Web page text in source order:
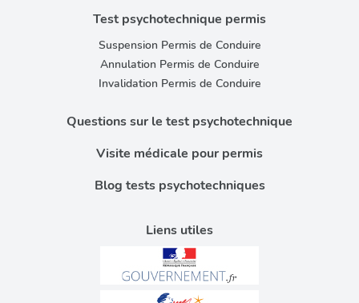
Liens utiles
Test psychotechnique permis
Suspension Permis de Conduire
Annulation Permis de Conduire
Invalidation Permis de Conduire
Questions sur le test psychotechnique
Visite médicale pour permis
Blog tests psychotechniques